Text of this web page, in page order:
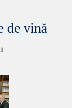
de vină